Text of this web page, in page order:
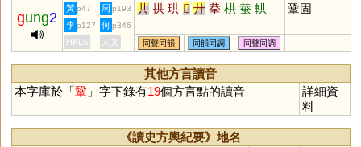
gung2
黃 p47 周 p193 共 拱 珙 𠬞 廾 拲 栱 蛬 輁 鞏固
李 p127 何 p346
HKLS 人文 同聲同韻 同韻同調 同聲同調
其他方言讀音
本字庫於「鞏」字下錄有19個方言點的讀音
詳細資
料
《讀史方輿紀要》地名